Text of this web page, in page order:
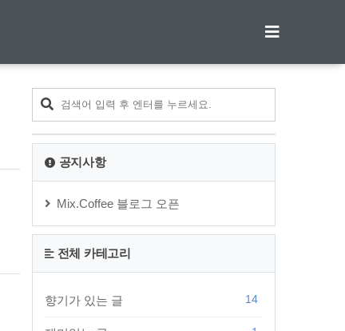
공지사항
Mix.Coffee 블로그 오픈
전체 카테고리
향기가 있는 글 14